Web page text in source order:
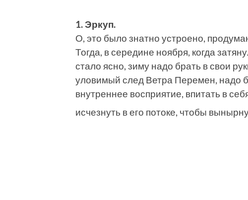
1. Эркуп.
О, это было знатно устроено,
Тогда, в середине ноября, когда
стало ясно, зиму надо брать в свои
уловимый след Ветра Перемен, надо
внутреннее восприятие, впитать в
исчезнуть в его потоке, чтобы